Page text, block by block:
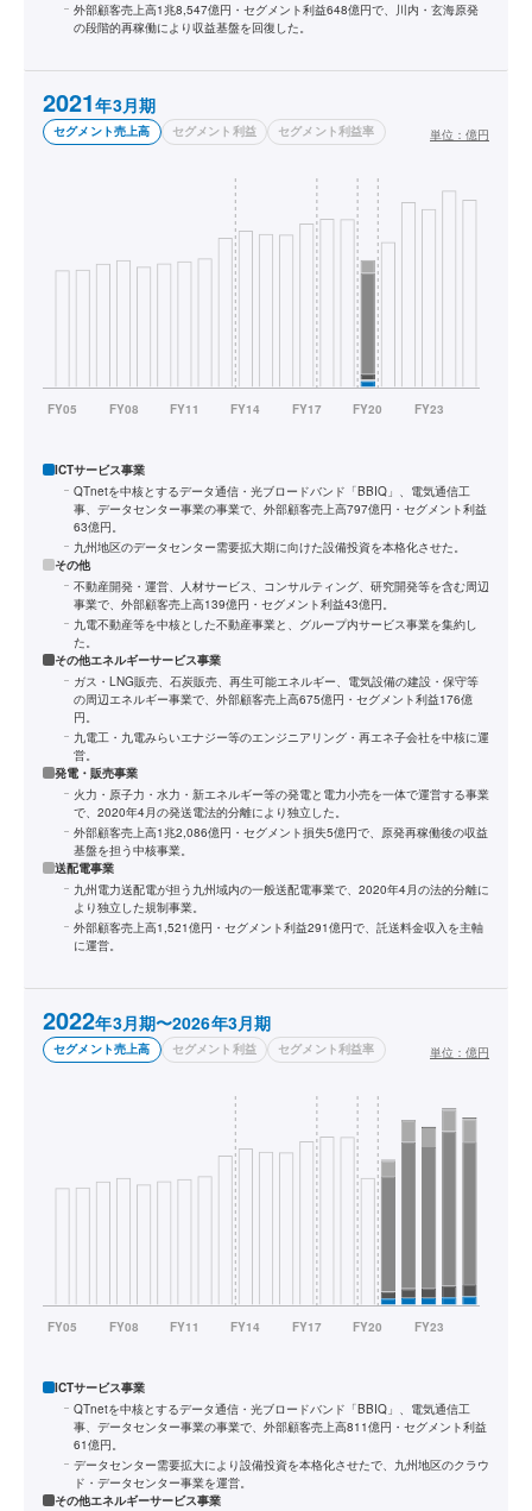
外部顧客売上高1兆8,547億円・セグメント利益648億円で、川内・玄海原発
の段階的再稼働により収益基盤を回復した。
2021年3月期
セグメント売上高 セグメント利益 セグメント利益率 単位： 億円
ICTサービス事業
QTnetを中核とするデータ通信・光ブロードバンド「BBIQ」、電気通信工
事、データセンター事業の事業で、外部顧客売上高797億円・セグメント利益
63億円。
九州地区のデータセンター需要拡大期に向けた設備投資を本格化させた。
その他
不動産開発・運営、人材サービス、コンサルティング、研究開発等を含む周辺
事業で、外部顧客売上高139億円・セグメント利益43億円。
九電不動産等を中核とした不動産事業と、グループ内サービス事業を集約し
た。
その他エネルギーサービス事業
ガス・LNG販売、石炭販売、再生可能エネルギー、電気設備の建設・保守等
の周辺エネルギー事業で、外部顧客売上高675億円・セグメント利益176億
円。
九電工・九電みらいエナジー等のエンジニアリング・再エネ子会社を中核に運
営。
発電・販売事業
火力・原子力・水力・新エネルギー等の発電と電力小売を一体で運営する事業
で、2020年4月の発送電法的分離により独立した。
外部顧客売上高1兆2,086億円・セグメント損失5億円で、原発再稼働後の収益
基盤を担う中核事業。
送配電事業
九州電力送配電が担う九州域内の一般送配電事業で、2020年4月の法的分離に
より独立した規制事業。
外部顧客売上高1,521億円・セグメント利益291億円で、託送料金収入を主軸
に運営。
2022年3月期〜2026年3月期
セグメント売上高 セグメント利益 セグメント利益率 単位： 億円
ICTサービス事業
QTnetを中核とするデータ通信・光ブロードバンド「BBIQ」、電気通信工
事、データセンター事業の事業で、外部顧客売上高811億円・セグメント利益
61億円。
データセンター需要拡大により設備投資を本格化させたで、九州地区のクラウ
ド・データセンター事業を運営。
その他エネルギーサービス事業